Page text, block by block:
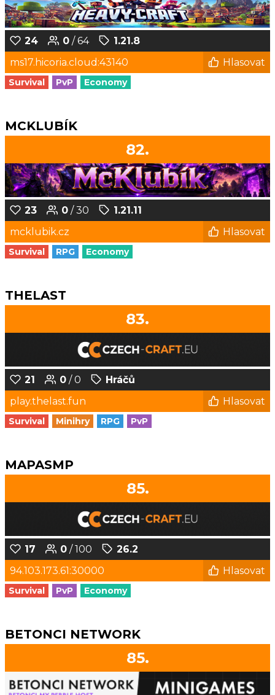
24 0 / 64
1.21.8
ms17.hicoria.cloud:43140
Hlasovat
Survival PvP Economy
MCKLUBÍK
82.
23 0 / 30
1.21.11
mcklubik.cz
Hlasovat
Survival RPG Economy
THELAST
83.
21 0 / 0
Hráčů
play.thelast.fun
Hlasovat
Survival Minihry RPG PvP
MAPASMP
85.
17 0 / 100
26.2
94.103.173.61:30000
Hlasovat
Survival PvP Economy
BETONCI NETWORK
85.